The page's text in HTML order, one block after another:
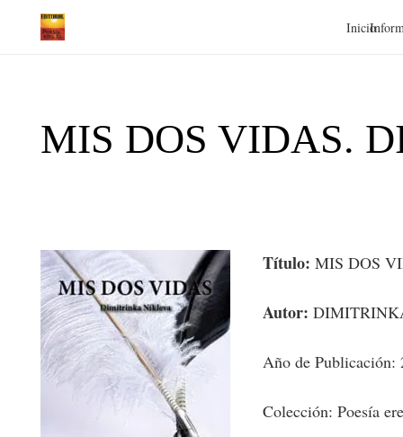
Inicio
MIS DOS VIDAS.
Título: MIS DOS
Autor:
Año de Publicación:
Colección: Poesía